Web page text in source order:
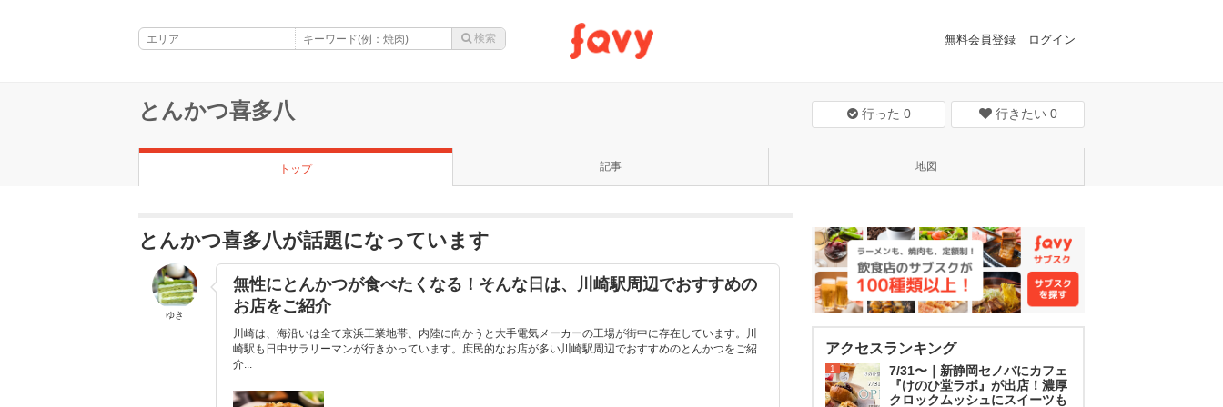
無料会員登録 ログイン
とんかつ喜多八 行った 0 行きたい 0
トップ 記事 地図
とんかつ喜多八が話題になっています
ゆき
無性にとんかつが食べたくなる！そんな日は、川崎駅周辺でおすすめの
お店をご紹介
川崎は、海沿いは全て京浜工業地帯、内陸に向かうと大手電気メーカーの工場が街中に存在しています。川
崎駅も日中サラリーマンが行きかっています。庶民的なお店が多い川崎駅周辺でおすすめのとんかつをご紹
介...
アクセスランキング
1
7/31〜｜新静岡セノバにカフェ
『けのひ堂ラボ』が出店！濃厚
クロックムッシュにスイーツも